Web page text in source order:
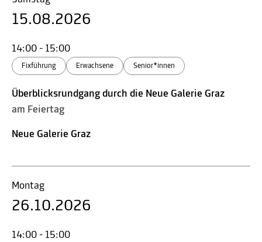
15.08.2026
14:00 - 15:00
Fixführung Erwachsene Senior*innen
Überblicksrundgang durch die Neue Galerie Graz
am Feiertag
Neue Galerie Graz
Montag
26.10.2026
14:00 - 15:00